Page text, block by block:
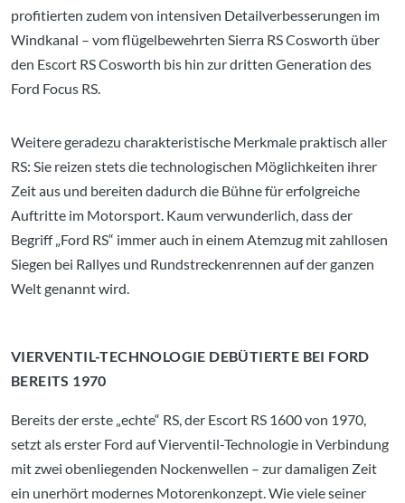
profitierten zudem von intensiven Detailverbesserungen im
Windkanal – vom flügelbewehrten Sierra RS Cosworth über
den Escort RS Cosworth bis hin zur dritten Generation des
Ford Focus RS.
Weitere geradezu charakteristische Merkmale praktisch aller
RS: Sie reizen stets die technologischen Möglichkeiten ihrer
Zeit aus und bereiten dadurch die Bühne für erfolgreiche
Auftritte im Motorsport. Kaum verwunderlich, dass der
Begriff „Ford RS“ immer auch in einem Atemzug mit zahllosen
Siegen bei Rallyes und Rundstreckenrennen auf der ganzen
Welt genannt wird.
VIERVENTIL-TECHNOLOGIE DEBÜTIERTE BEI FORD
BEREITS 1970
Bereits der erste „echte“ RS, der Escort RS 1600 von 1970,
setzt als erster Ford auf Vierventil-Technologie in Verbindung
mit zwei obenliegenden Nockenwellen – zur damaligen Zeit
ein unerhört modernes Motorenkonzept. Wie viele seiner